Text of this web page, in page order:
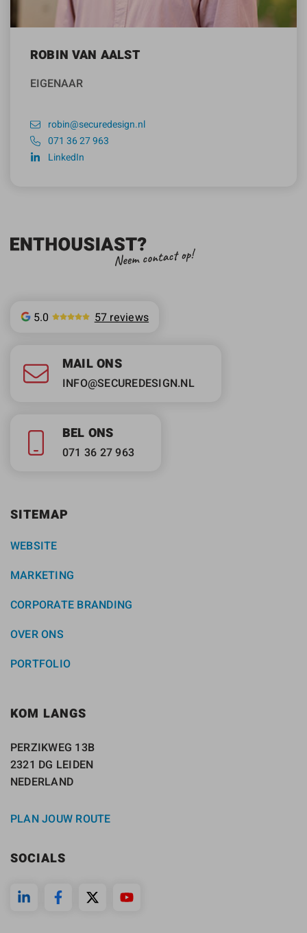
ROBIN VAN AALST
EIGENAAR
robin@securedesign.nl
071 36 27 963
LinkedIn
5.0 57 reviews
MAIL ONS
INFO@SECUREDESIGN.NL
BEL ONS
071 36 27 963
SITEMAP
WEBSITE
MARKETING
CORPORATE BRANDING
OVER ONS
PORTFOLIO
KOM LANGS
PERZIKWEG 13B
2321 DG LEIDEN
NEDERLAND
PLAN JOUW ROUTE
SOCIALS